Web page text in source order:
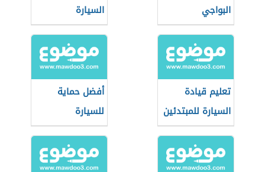
البواجي
السيارة
تعليم قيادة
السيارة للمبتدئين
أفضل حماية
للسيارة